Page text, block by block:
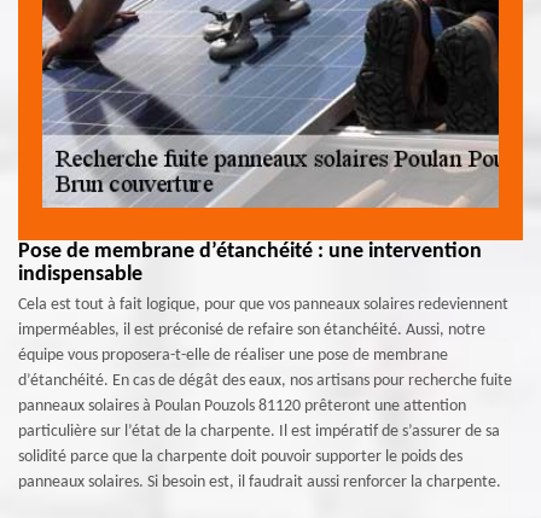
Pose de membrane d’étanchéité : une intervention
indispensable
Cela est tout à fait logique, pour que vos panneaux solaires redeviennent
imperméables, il est préconisé de refaire son étanchéité. Aussi, notre
équipe vous proposera-t-elle de réaliser une pose de membrane
d’étanchéité. En cas de dégât des eaux, nos artisans pour recherche fuite
panneaux solaires à Poulan Pouzols 81120 prêteront une attention
particulière sur l’état de la charpente. Il est impératif de s’assurer de sa
solidité parce que la charpente doit pouvoir supporter le poids des
panneaux solaires. Si besoin est, il faudrait aussi renforcer la charpente.